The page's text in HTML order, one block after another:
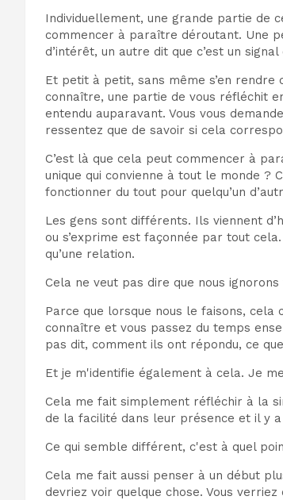
Individuellement, une grande partie de
commencer à paraître déroutant. Une
d’intérêt, un autre dit que c’est un
Et petit à petit, sans même s’en
connaître, une partie de vous réfléchit
entendu auparavant. Vous vous
ressentez que de savoir si cela
C’est là que cela peut commencer à
unique qui convienne à tout le monde ?
fonctionner du tout pour quelqu’un
Les gens sont différents. Ils viennent
ou s’exprime est façonnée par tout
qu’une relation.
Cela ne veut pas dire que nous
Parce que lorsque nous le faisons, cela
connaître et vous passez du temps
pas dit, comment ils ont répondu, ce
Et je m'identifie également à cela. Je
Cela me fait simplement réfléchir à la
de la facilité dans leur présence et il y
Ce qui semble différent, c'est à quel
Cela me fait aussi penser à un début
devriez voir quelque chose. Vous